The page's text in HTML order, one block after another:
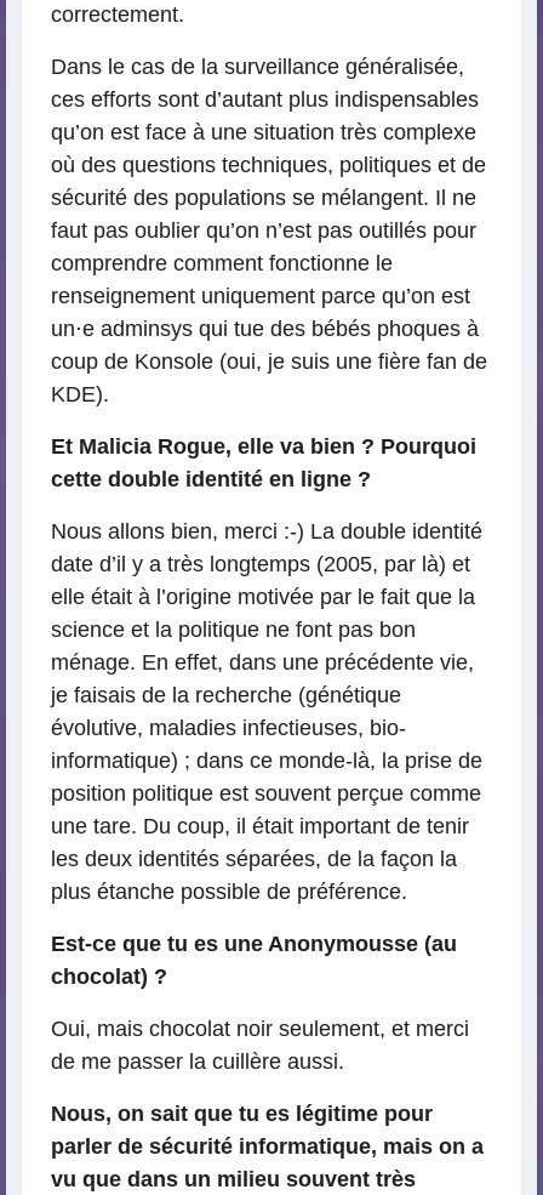
correctement.
Dans le cas de la surveillance généralisée,
ces efforts sont d’autant plus indispensables
qu’on est face à une situation très complexe
où des questions techniques, politiques et de
sécurité des populations se mélangent. Il ne
faut pas oublier qu’on n’est pas outillés pour
comprendre comment fonctionne le
renseignement uniquement parce qu’on est
un⋅e adminsys qui tue des bébés phoques à
coup de Konsole (oui, je suis une fière fan de
KDE).
Et Malicia Rogue, elle va bien ? Pourquoi
cette double identité en ligne ?
Nous allons bien, merci :-) La double identité
date d’il y a très longtemps (2005, par là) et
elle était à l’origine motivée par le fait que la
science et la politique ne font pas bon
ménage. En effet, dans une précédente vie,
je faisais de la recherche (génétique
évolutive, maladies infectieuses, bio-
informatique) ; dans ce monde-là, la prise de
position politique est souvent perçue comme
une tare. Du coup, il était important de tenir
les deux identités séparées, de la façon la
plus étanche possible de préférence.
Est-ce que tu es une Anonymousse (au
chocolat) ?
Oui, mais chocolat noir seulement, et merci
de me passer la cuillère aussi.
Nous, on sait que tu es légitime pour
parler de sécurité informatique, mais on a
vu que dans un milieu souvent très